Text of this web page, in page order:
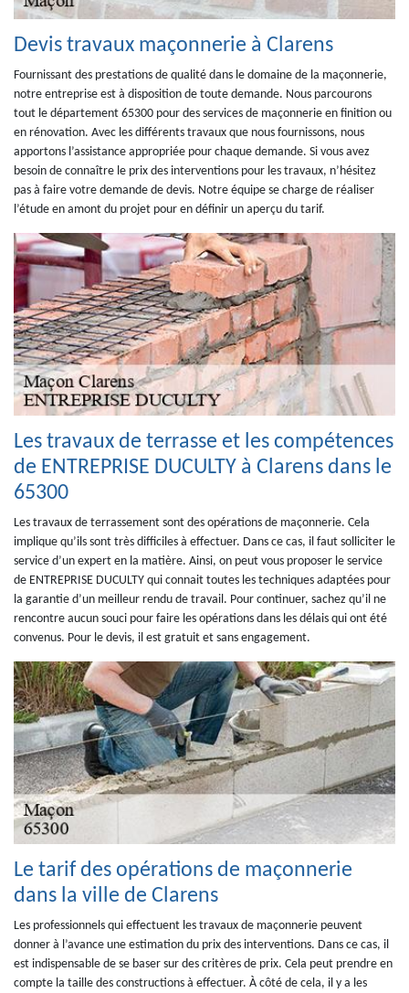
Devis travaux maçonnerie à Clarens
Fournissant des prestations de qualité dans le domaine de la maçonnerie,
notre entreprise est à disposition de toute demande. Nous parcourons
tout le département 65300 pour des services de maçonnerie en finition ou
en rénovation. Avec les différents travaux que nous fournissons, nous
apportons l’assistance appropriée pour chaque demande. Si vous avez
besoin de connaître le prix des interventions pour les travaux, n’hésitez
pas à faire votre demande de devis. Notre équipe se charge de réaliser
l’étude en amont du projet pour en définir un aperçu du tarif.
Les travaux de terrasse et les compétences
de ENTREPRISE DUCULTY à Clarens dans le
65300
Les travaux de terrassement sont des opérations de maçonnerie. Cela
implique qu’ils sont très difficiles à effectuer. Dans ce cas, il faut solliciter le
service d’un expert en la matière. Ainsi, on peut vous proposer le service
de ENTREPRISE DUCULTY qui connait toutes les techniques adaptées pour
la garantie d’un meilleur rendu de travail. Pour continuer, sachez qu’il ne
rencontre aucun souci pour faire les opérations dans les délais qui ont été
convenus. Pour le devis, il est gratuit et sans engagement.
Le tarif des opérations de maçonnerie
dans la ville de Clarens
Les professionnels qui effectuent les travaux de maçonnerie peuvent
donner à l’avance une estimation du prix des interventions. Dans ce cas, il
est indispensable de se baser sur des critères de prix. Cela peut prendre en
compte la taille des constructions à effectuer. À côté de cela, il y a les